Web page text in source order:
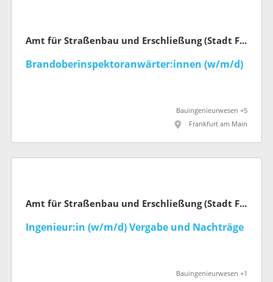
Amt für Straßenbau und Erschließung (Stadt Frankfurt am Main)
Brandoberinspektoranwärter:innen (w/m/d)
Bauingenieurwesen +5
Frankfurt am Main
Amt für Straßenbau und Erschließung (Stadt Frankfurt am Main)
Ingenieur:in (w/m/d) Vergabe und Nachträge
Bauingenieurwesen +1